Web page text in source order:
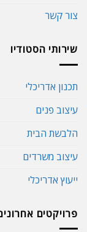
צור קשר
שירותי הסטודיו
תכנון אדריכלי
עיצוב פנים
הלבשת הבית
עיצוב משרדים
ייעוץ אדריכלי
פרויקטים